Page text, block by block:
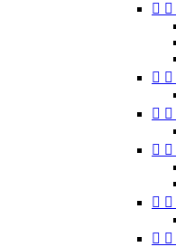
 
 
 
 
 
 